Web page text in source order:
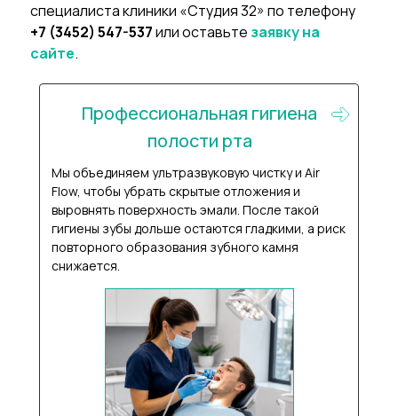
специалиста клиники «Студия 32» по телефону
+7 (3452) 547-537или оставьте заявку на
сайте.
Профессиональная гигиена
полости рта
Мы объединяем ультразвуковую чистку и Air
Flow, чтобы убрать скрытые отложения и
выровнять поверхность эмали. После такой
гигиены зубы дольше остаются гладкими, а риск
повторного образования зубного камня
снижается.